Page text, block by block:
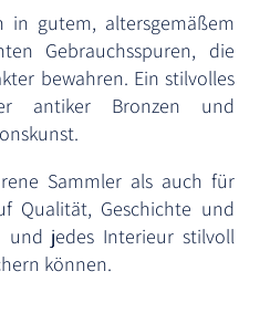
in gutem, altersgemäßem
Gebrauchsspuren, die
bewahren. Ein stilvolles
antiker Bronzen und
Sammler als auch für
Qualität, Geschichte und
und jedes Interieur stilvoll
können.